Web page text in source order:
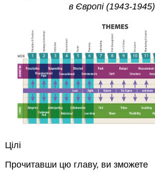
Планування
прийняття
невизначеності
Планування
складності
Планування
-
це
адаптація
та
до
в Європі (1943-1945)
Цілі
Прочитавши цю главу, ви зможете